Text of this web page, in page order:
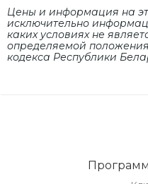
Цены и информация на
исключительно
каких условиях не
определяемой
кодекса Республики